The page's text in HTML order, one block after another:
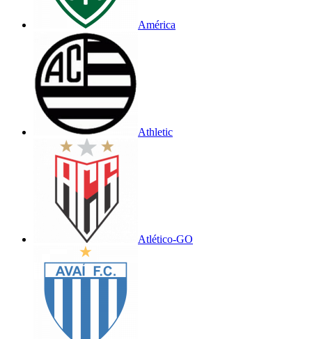
América
Athletic
Atlético-GO